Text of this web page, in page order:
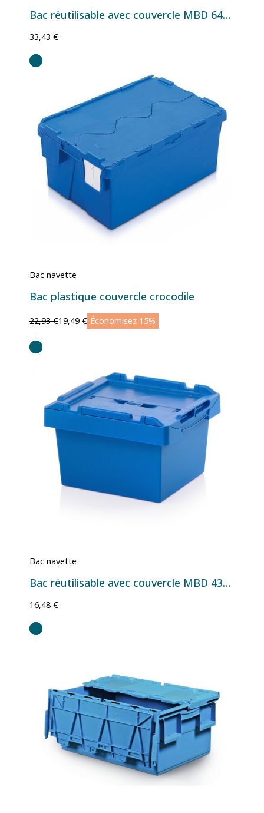
Bac réutilisable avec couvercle MBD 6432 - 600x400x340 mm - 53,5 L
33,43 €
Bac navette
Bac plastique couvercle crocodile
22,93 €19,49 € Économisez 15%
Bac navette
Bac réutilisable avec couvercle MBD 4322 - 400x300x240 mm - 16 L
16,48 €